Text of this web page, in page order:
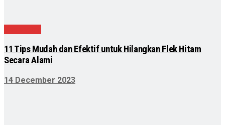
11 Tips Mudah dan Efektif untuk Hilangkan Flek Hitam
Secara Alami
14 December 2023